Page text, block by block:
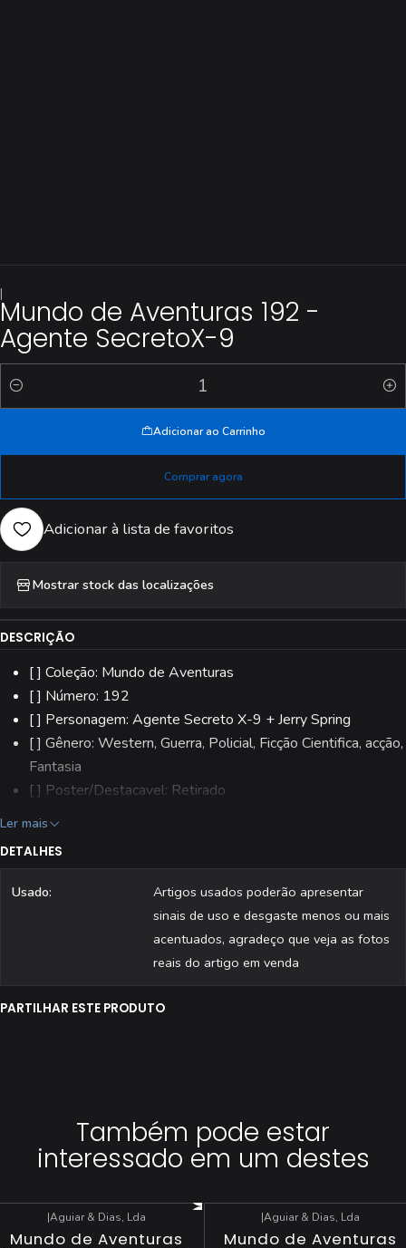
|
Mundo de Aventuras 192 -
Agente SecretoX-9
Quantidade
Adicionar ao Carrinho
Comprar agora
Adicionar à lista de favoritos
Mostrar stock das localizações
DESCRIÇÃO
[ ] Coleção: Mundo de Aventuras
[ ] Número: 192
[ ] Personagem: Agente Secreto X-9 + Jerry Spring
[ ] Gênero: Western, Guerra, Policial, Ficção Cientifica, acção,
Fantasia
[ ] Poster/Destacavel: Retirado
[ ] Editora: Aguiar & Dias, Lda.
[ ] Todas as revistas são fotografadas individualmente.
Ler mais
DETALHES
Usado:
Artigos usados poderão apresentar
sinais de uso e desgaste menos ou mais
acentuados, agradeço que veja as fotos
reais do artigo em venda
PARTILHAR ESTE PRODUTO
Também pode estar
interessado em um destes
DESCONTO
|Aguiar & Dias, Lda
Mundo de Aventuras
DESCONTO
|Aguiar & Dias, Lda
Mundo de Aventuras